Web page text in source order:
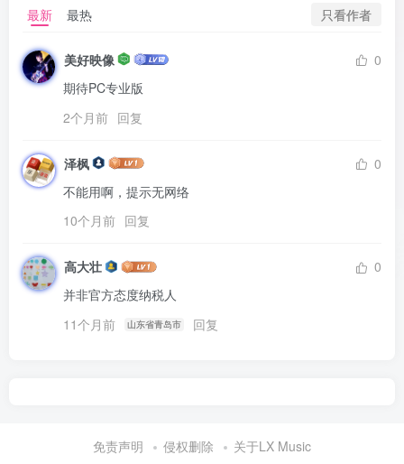
最新 最热 只看作者
美好映像
0
期待PC专业版
2个月前 回复
泽枫
0
不能用啊，提示无网络
10个月前 回复
高大壮
0
并非官方态度纳税人
11个月前
山东省青岛市 回复
免责声明 侵权删除 关于LX Music